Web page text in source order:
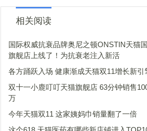
相关阅读
国际权威抗衰品牌奥尼之顿ONSTIN天猫
旗舰店上线了！为抗衰老注入新活
各方踊跃入场 健康渐成天猫双11增长新引
双十一小鹿叮叮天猫旗舰店 63分钟销售
万
今年天猫双11 这家姨妈巾销量翻了一倍